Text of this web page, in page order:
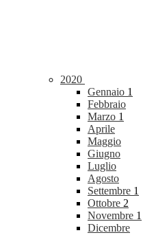
2020
Gennaio 1
Febbraio
Marzo 1
Aprile
Maggio
Giugno
Luglio
Agosto
Settembre 1
Ottobre 2
Novembre 1
Dicembre